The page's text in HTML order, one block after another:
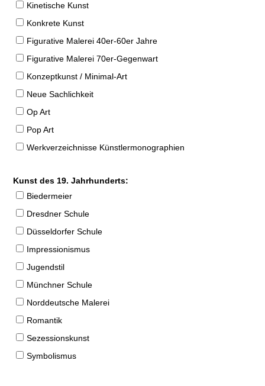
Kinetische Kunst
Konkrete Kunst
Figurative Malerei 40er-60er Jahre
Figurative Malerei 70er-Gegenwart
Konzeptkunst / Minimal-Art
Neue Sachlichkeit
Op Art
Pop Art
Werkverzeichnisse Künstlermonographien
Kunst des 19. Jahrhunderts:
Biedermeier
Dresdner Schule
Düsseldorfer Schule
Impressionismus
Jugendstil
Münchner Schule
Norddeutsche Malerei
Romantik
Sezessionskunst
Symbolismus